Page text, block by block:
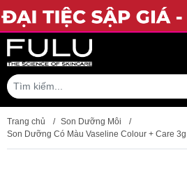
Trang chủ / Son Dưỡng Môi
/
Son Dưỡng Có Màu Vaseline Colour + Care 3g